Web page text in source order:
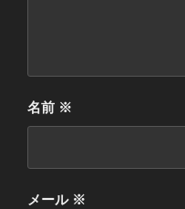
名前 ※
メール ※